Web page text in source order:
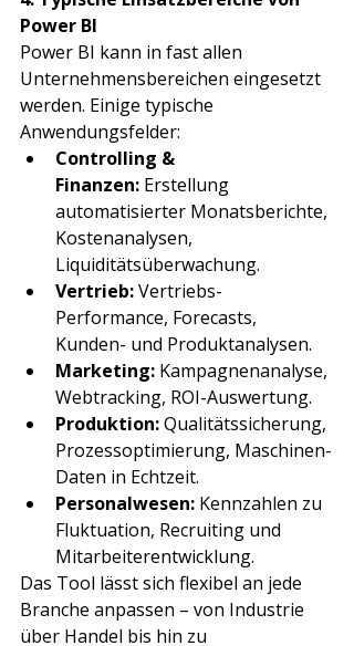
Power BI
Power BI kann in fast allen
Unternehmensbereichen eingesetzt
werden. Einige typische
Anwendungsfelder:
Controlling &
Finanzen: Erstellung
automatisierter Monatsberichte,
Kostenanalysen,
Liquiditätsüberwachung.
Vertrieb: Vertriebs-
Performance, Forecasts,
Kunden- und Produktanalysen.
Marketing: Kampagnenanalyse,
Webtracking, ROI-Auswertung.
Produktion: Qualitätssicherung,
Prozessoptimierung, Maschinen-
Daten in Echtzeit.
Personalwesen: Kennzahlen zu
Fluktuation, Recruiting und
Mitarbeiterentwicklung.
Das Tool lässt sich flexibel an jede
Branche anpassen – von Industrie
über Handel bis hin zu